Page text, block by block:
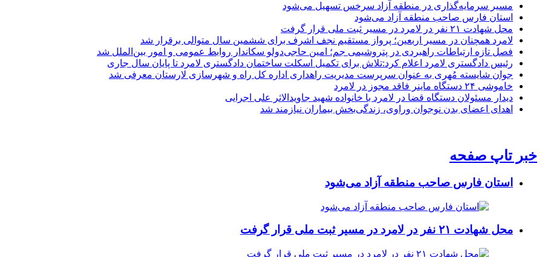
مسیر سرمایه‌گذاری در منطقه آزاد سرخس تسهیل می‌شود
استان فارس صاحب منطقه آزاد می‌شود
محل شهادت ۲۱ نفر در لامرد در مسیر ثبت ملی قرار گرفت
لامرد همچنان در مسیر اربعین؛ پرواز مستقیم نجف اشرف برای ششمین سال متوالی برقرار شد
فصل تازه ارتباطات راهبردی در پتروشیمی جم؛ امین حاجی‌دولو سکاندار روابط عمومی و امور بین‌الملل شد
رئیس دادگستری لامرد اعلام کرد:تلاش برای تکمیل اسکلت ساختمان دادگستری لامرد تا پایان سال جاری
جوان شایسته مُهری به عنوان سرپرست مدیریت راهداری اداره کل راه و شهرسازی لارستان معرفی شد
خاموشی ۲۴ دستگاه ماینر فاقد مجوز در لامرد
دیدار مسئولان دستگاه قضا در لامرد با خانواده شهید جاویدالاثر علی اجرایی
اهدای اعضای بدن نوجوان وراوی، زندگی‌بخش بیماران نیازمند شد
خبر تاپ صفحه
استان فارس صاحب منطقه آزاد می‌شود
محل شهادت ۲۱ نفر در لامرد در مسیر ثبت ملی قرار گرفت